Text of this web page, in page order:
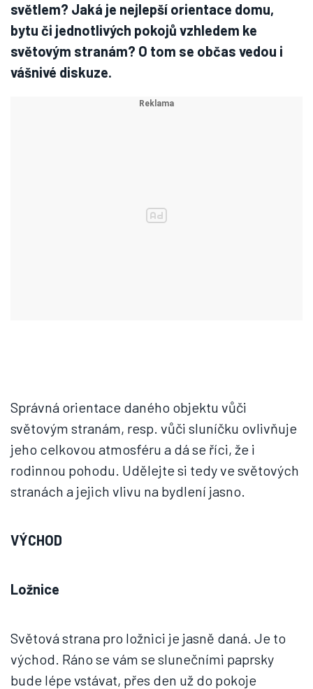
světlem? Jaká je nejlepší orientace domu,
bytu či jednotlivých pokojů vzhledem ke
světovým stranám? O tom se občas vedou i
vášnivé diskuze.
Správná orientace daného objektu vůči
světovým stranám, resp. vůči sluníčku ovlivňuje
jeho celkovou atmosféru a dá se říci, že i
rodinnou pohodu. Udělejte si tedy ve světových
stranách a jejich vlivu na bydlení jasno.
VÝCHOD
Ložnice
Světová strana pro ložnici je jasně daná. Je to
východ. Ráno se vám se slunečními paprsky
bude lépe vstávat, přes den už do pokoje